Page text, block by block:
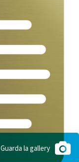
Guarda la gallery